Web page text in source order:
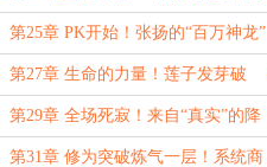
巅峰对决？
第25章 PK开始！张扬的“百万神龙”
第27章 生命的力量！莲子发芽破
壳！
第29章 全场死寂！来自“真实”的降
维打击！
第31章 修为突破炼气一层！系统商